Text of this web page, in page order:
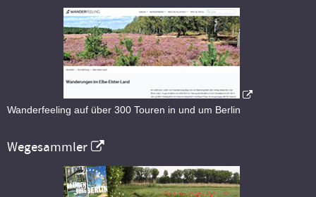
Wanderfeeling auf über 300 Touren in und um Berlin
Wegesammler